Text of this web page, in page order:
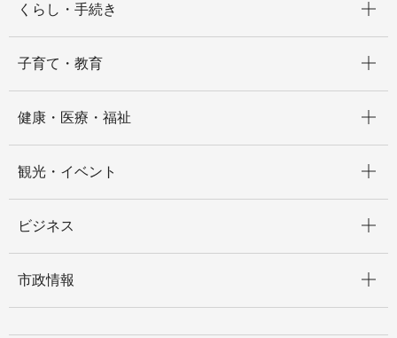
くらし・手続き
子育て・教育
健康・医療・福祉
観光・イベント
ビジネス
市政情報